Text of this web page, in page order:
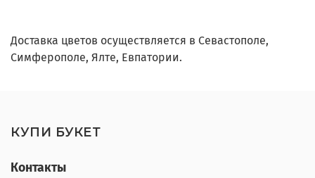
Доставка цветов осуществляется в Севастополе,
Симферополе, Ялте, Евпатории.
КУПИ БУКЕТ
Контакты